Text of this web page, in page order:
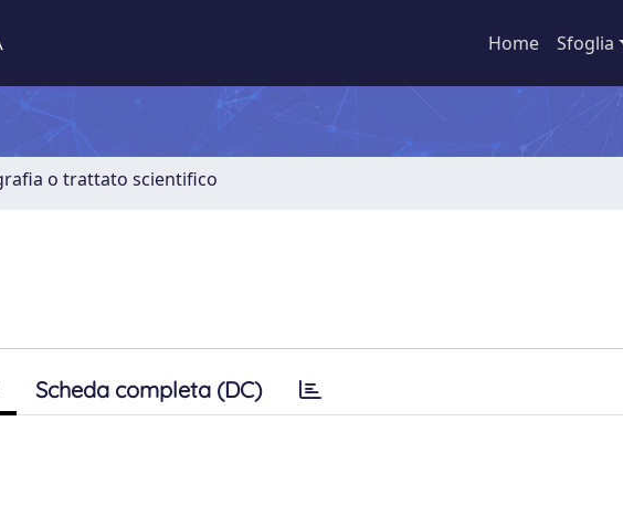
Home Sfoglia
o trattato scientifico
Scheda completa (DC)